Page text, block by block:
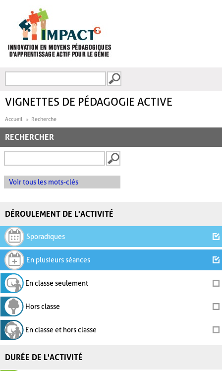
FORMULAIRE DE
VIGNETTES DE PÉDAGOGIE ACTIVE
Accueil Recherche
RECHERCHER
Voir tous les mots-clés
DÉROULEMENT DE L'ACTIVITÉ
Sporadiques
En plusieurs séances
En classe seulement
Hors classe
En classe et hors classe
DURÉE DE L'ACTIVITÉ